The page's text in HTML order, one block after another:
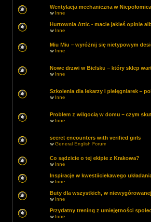
Wentylacja mechaniczna w
w Inne
Hurtownia Attic - macie jakieś opinie
w Inne
Miu Miu – wyróżnij się nietypowym
w Inne
Nowe drzwi w Bielsku – który sklep
w Inne
Szkolenia dla lekarzy i pielęgniarek –
w Inne
Problem z wilgocią w domu – czym
w Inne
secret encounters with verified girls
wGeneral English Forum
Co sądzicie o tej ekipie z Krakowa?
w Inne
Inspiracje w kwestiiciekawego
w Inne
Buty dla wszystkich, w
w Inne
Przydatny trening z umiejętności
w Inne